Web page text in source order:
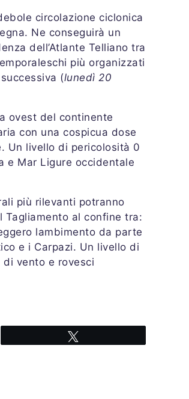
circolazione ciclonica
Ne conseguirà un
dell’Atlante Telliano tra
più organizzati
(lunedì 20
ovest del continente
con una cospicua dose
Un livello di pericolosità 0
e Mar Ligure occidentale
più rilevanti potranno
Tagliamento al confine tra:
lambimento da parte
e i Carpazi. Un livello di
vento e rovesci